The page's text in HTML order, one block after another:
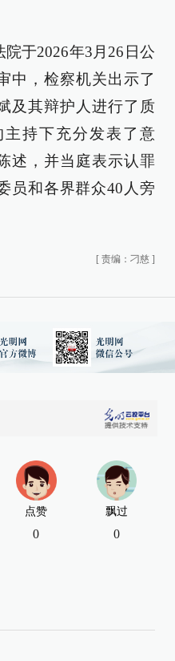
于2026年3月26日公
中，检察机关出示了
及其辩护人进行了质
持下充分发表了意
述，并当庭表示认罪
员和各界群众40人旁
[ 责编：刁慈 ]
点赞
0
飘过
0